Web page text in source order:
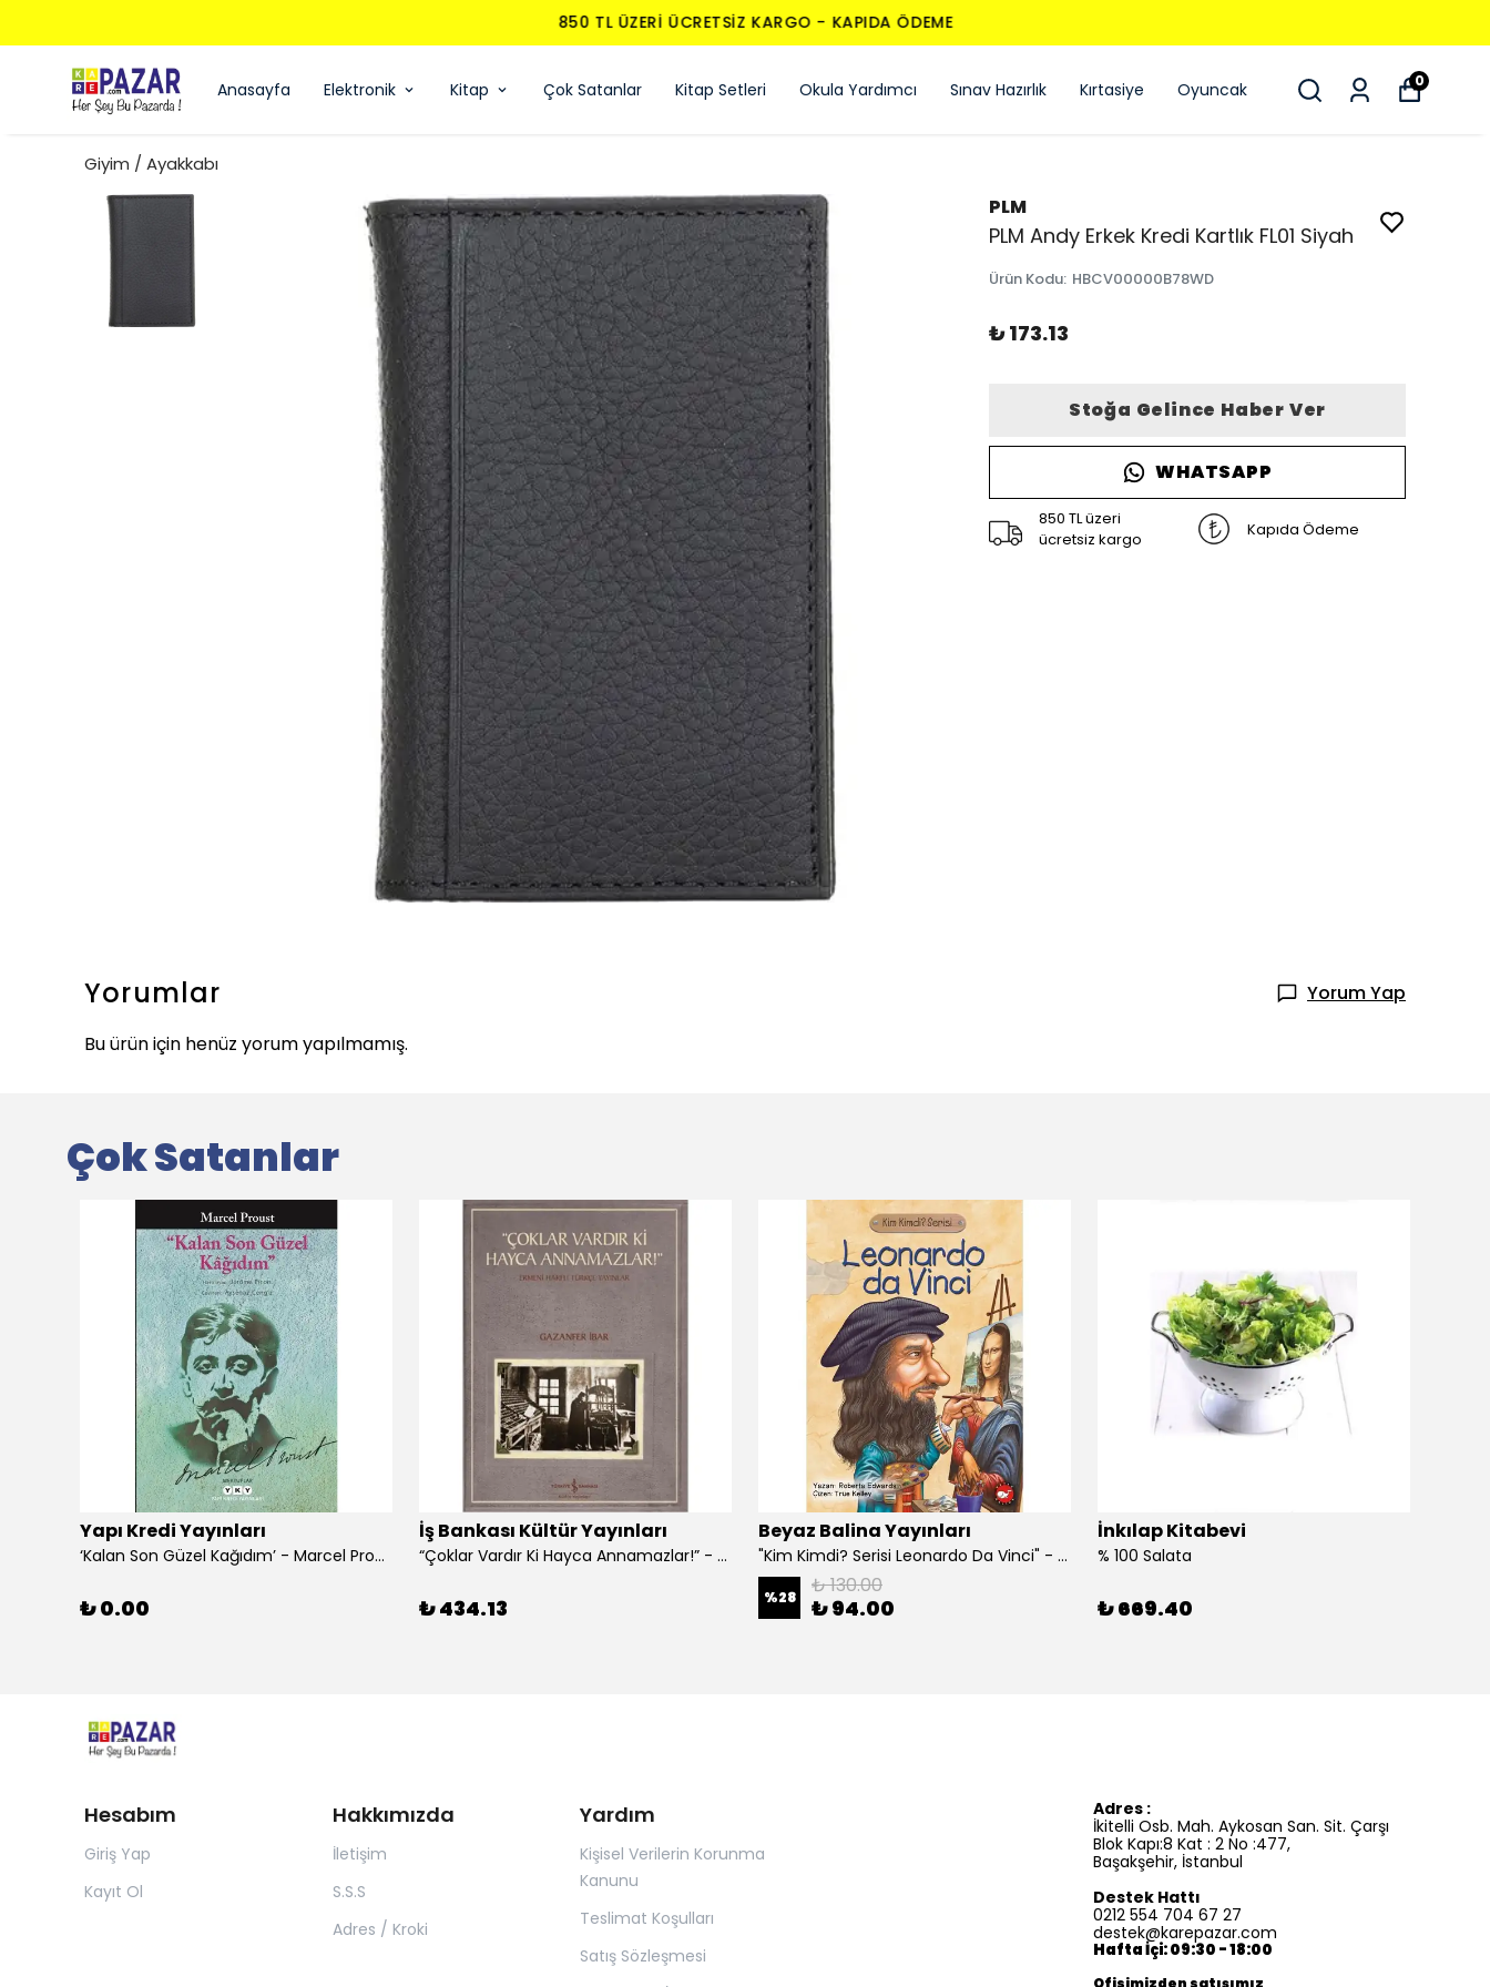
850 TL ÜZERI ÜCRETSIZ KARGO - KAPIDA ÖDEME
Anasayfa Elektronik Kitap Çok Satanlar Kitap Setleri Okula Yardımcı Sınav Hazırlık Kırtasiye Oyuncak 0
Giyim / Ayakkabı
PLM
PLM Andy Erkek Kredi Kartlık FL01 Siyah
Ürün Kodu: HBCV00000B78WD
₺ 173.13
Stoğa Gelince Haber Ver
WHATSAPP
850 TL üzeri
ücretsiz kargo
Kapıda Ödeme
Yorumlar
Yorum Yap
Bu ürün için henüz yorum yapılmamış.
Çok Satanlar
Yapı Kredi Yayınları
‘Kalan Son Güzel Kağıdım’ - Marcel Proust
₺ 0.00
İş Bankası Kültür Yayınları
“Çoklar Vardır Ki Hayca Annamazlar!” - Gazanfer İbar
₺ 434.13
Beyaz Balina Yayınları
"Kim Kimdi? Serisi Leonardo Da Vinci" - Roberta Edwards
%28 ₺ 130.00
₺ 94.00
İnkılap Kitabevi
% 100 Salata
₺ 669.40
Hesabım
Giriş Yap
Kayıt Ol
Hakkımızda
İletişim
S.S.S
Adres / Kroki
Yardım
Kişisel Verilerin Korunma
Kanunu
Teslimat Koşulları
Satış Sözleşmesi
Adres :
İkitelli Osb. Mah. Aykosan San. Sit. Çarşı
Blok Kapı:8 Kat : 2 No :477,
Başakşehir, İstanbul
Destek Hattı
0212 554 704 67 27
destek@karepazar.com
Hafta İçi: 09:30 - 18:00
Ofisimizden satışımız